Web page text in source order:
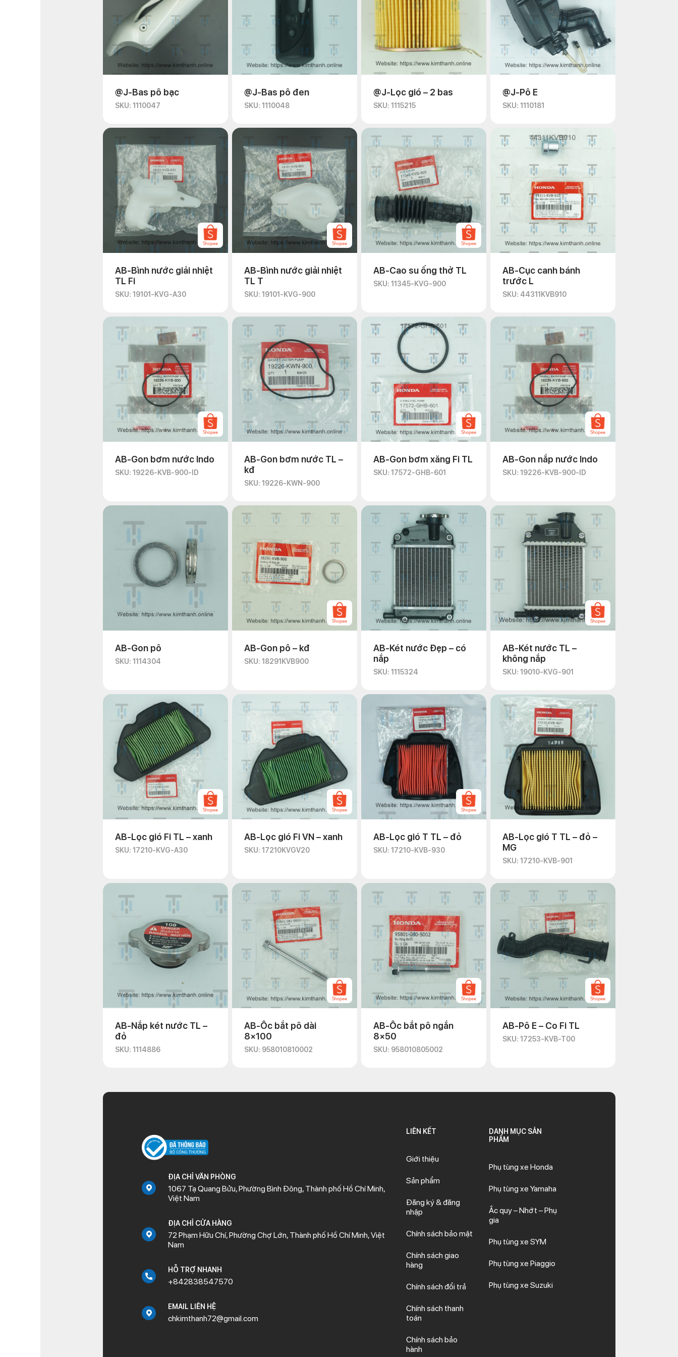
@J-Bas pô bạc
SKU: 1110047
@J-Bas pô đen
SKU: 1110048
@J-Lọc gió – 2 bas
SKU: 1115215
@J-Pô E
SKU: 1110181
AB-Bình nước giải nhiệt
TL Fi
SKU: 19101-KVG-A30
AB-Bình nước giải nhiệt
TL T
SKU: 19101-KVG-900
AB-Cao su ống thở TL
SKU: 11345-KVG-900
AB-Cục canh bánh
trước L
SKU: 44311KVB910
AB-Gon bơm nước Indo
SKU: 19226-KVB-900-ID
AB-Gon bơm nước TL –
kđ
SKU: 19226-KWN-900
AB-Gon bơm xăng Fi TL
SKU: 17572-GHB-601
AB-Gon nắp nước Indo
SKU: 19226-KVB-900-ID
AB-Gon pô
SKU: 1114304
AB-Gon pô – kđ
SKU: 18291KVB900
AB-Két nước Đẹp – có
nắp
SKU: 1115324
AB-Két nước TL –
không nắp
SKU: 19010-KVG-901
AB-Lọc gió Fi TL – xanh
SKU: 17210-KVG-A30
AB-Lọc gió Fi VN – xanh
SKU: 17210KVGV20
AB-Lọc gió T TL – đỏ
SKU: 17210-KVB-930
AB-Lọc gió T TL – đỏ –
MG
SKU: 17210-KVB-901
AB-Nắp két nước TL –
đỏ
SKU: 1114886
AB-Ốc bắt pô dài
8×100
SKU: 958010810002
AB-Ốc bắt pô ngắn
8×50
SKU: 958010805002
AB-Pô E – Co Fi TL
SKU: 17253-KVB-T00
ĐỊA CHỈ VĂN PHÒNG
1067 Tạ Quang Bửu, Phường Bình Đông, Thành phố Hồ Chí Minh,
Việt Nam
ĐỊA CHỈ CỬA HÀNG
72 Phạm Hữu Chí, Phường Chợ Lớn, Thành phố Hồ Chí Minh, Việt
Nam
HỖ TRỢ NHANH
+842838547570
EMAIL LIÊN HỆ
chkimthanh72@gmail.com
LIÊN KẾT
Giới thiệu
Sản phẩm
Đăng ký & đăng
nhập
Chính sách bảo mật
Chính sách giao
hàng
Chính sách đổi trả
Chính sách thanh
toán
Chính sách bảo
hành
DANH MỤC SẢN
PHẨM
Phụ tùng xe Honda
Phụ tùng xe Yamaha
Ắc quy – Nhớt – Phụ
gia
Phụ tùng xe SYM
Phụ tùng xe Piaggio
Phụ tùng xe Suzuki